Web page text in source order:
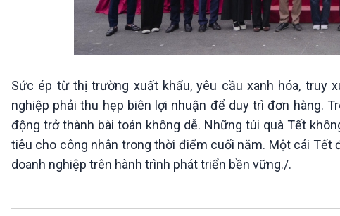
Sức ép từ thị trường xuất khẩu, yêu cầu xanh hóa, truy
nghiệp phải thu hẹp biên lợi nhuận để duy trì đơn hàng.
động trở thành bài toán không dễ. Những túi quà Tết
tiêu cho công nhân trong thời điểm cuối năm. Một cái
doanh nghiệp trên hành trình phát triển bền vững./.